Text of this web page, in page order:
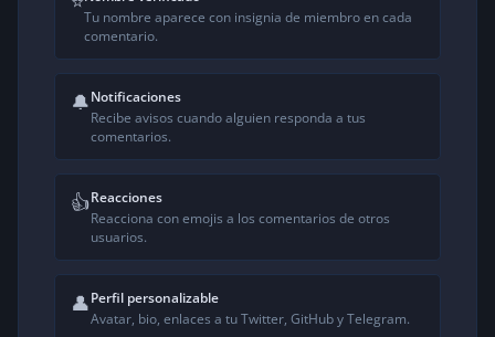
Tu nombre aparece con insignia de miembro en cada
comentario.
🔔Notificaciones
Recibe avisos cuando alguien responda a tus
comentarios.
👍Reacciones
Reacciona con emojis a los comentarios de otros
usuarios.
👤Perfil personalizable
Avatar, bio, enlaces a tu Twitter, GitHub y Telegram.